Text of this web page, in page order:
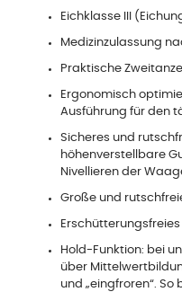
Eichklasse III
Medizinzulassung
Praktische
Ergonomisch
Ausführung für den
Sicheres und
höhenverstellbare
Nivellieren der
Große und
Hold-Funktion: bei
über
und „eingfroren“.